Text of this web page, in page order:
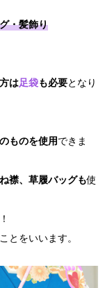
・髪飾り
は足袋も必要となり
ものを使用できま
襟、草履バッグも使
とをいいます。